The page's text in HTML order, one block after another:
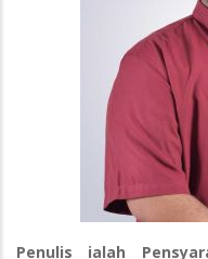
Penulis ialah